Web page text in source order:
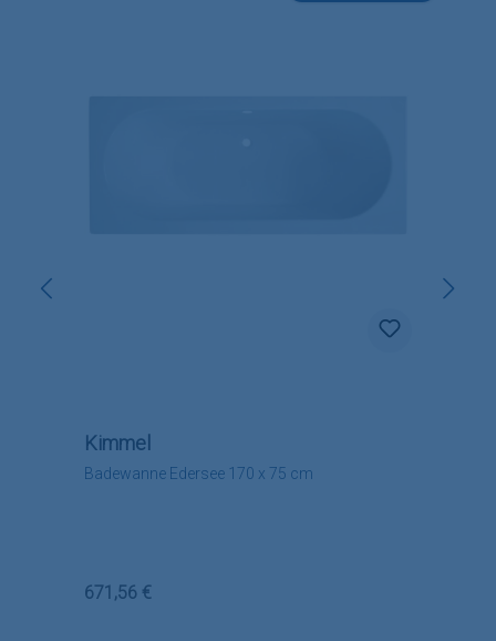
Badewanne Edersee 170 x 75 cm
Kimmel
Regulärer Preis:
671,56 €